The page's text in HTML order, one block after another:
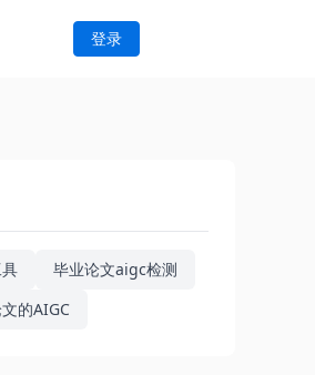
登录
毕业论文aigc检测
的AIGC